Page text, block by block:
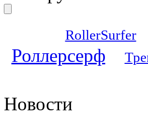
RollerSurfer
Роллерсерф
Новости